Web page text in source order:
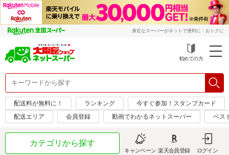
身近なスーパーがネットで便利に・おトクに
初めての方
配送料が無料に！ ランキング
今すぐ参加！スタンプカード
配送エリア
会員登録 動画でわかるネットスーパー ベス
カテゴリから探す
キャンペーン 楽天会員登録 ログイン